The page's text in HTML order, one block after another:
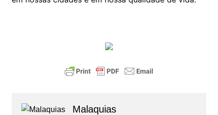
Malaquias